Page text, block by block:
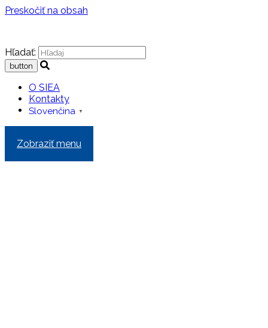
Preskočiť na obsah
Hľadať:
O SIEA
Kontakty
Slovenčina ▼
Zobraziť menu